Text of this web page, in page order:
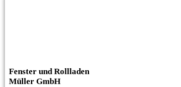
Fenster und Rollladen
Müller GmbH